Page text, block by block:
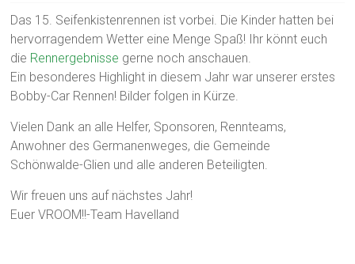
Das 15. Seifenkistenrennen ist vorbei. Die Kinder hatten bei
hervorragendem Wetter eine Menge Spaß! Ihr könnt euch
die Rennergebnisse gerne noch anschauen.
Ein besonderes Highlight in diesem Jahr war unserer erstes
Bobby-Car Rennen! Bilder folgen in Kürze.
Vielen Dank an alle Helfer, Sponsoren, Rennteams,
Anwohner des Germanenweges, die Gemeinde
Schönwalde-Glien und alle anderen Beteiligten.
Wir freuen uns auf nächstes Jahr!
Euer VROOM!!-Team Havelland